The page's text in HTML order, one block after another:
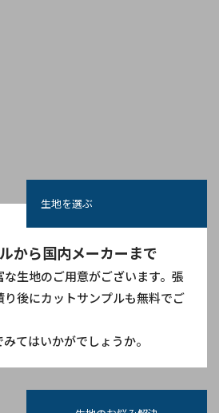
生地を選ぶ
から国内メーカーまで
生地のご用意がございます。張
り後にカットサンプルも無料でご
てはいかがでしょうか。